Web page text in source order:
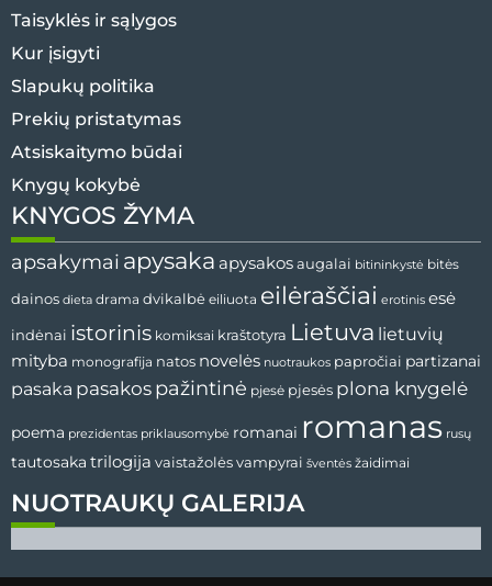
Taisyklės ir sąlygos
Kur įsigyti
Slapukų politika
Prekių pristatymas
Atsiskaitymo būdai
Knygų kokybė
NUOTRAUKŲ GALERIJA
KNYGOS ŽYMA
apsakymai apysaka apysakos augalai bitininkystė bitės
dainos dieta drama dvikalbė eiliuota eilėraščiai erotinis esė
indėnai istorinis komiksai kraštotyra Lietuva lietuvių
mityba monografija natos novelės nuotraukos papročiai partizanai
pasaka pasakos pažintinė pjesė pjesės plona knygelė
poema prezidentas priklausomybė romanai romanas rusų
tautosaka trilogija vaistažolėsvampyrai šventės žaidimai